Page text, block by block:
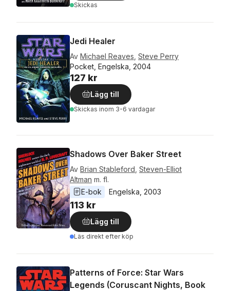
Skickas
Jedi Healer
Av Michael Reaves Steve Perry
Pocket, Engelska, 2004
127 kr
Lägg till
Skickas inom 3-6 vardagar
Shadows Over Baker Street
Av Brian Stableford Steven-Elliot
Altman m. fl.
E-bok
Engelska 2003
113 kr
Lägg till
Läs direkt efter köp
Patterns of Force: Star Wars
Legends (Coruscant Nights, Book